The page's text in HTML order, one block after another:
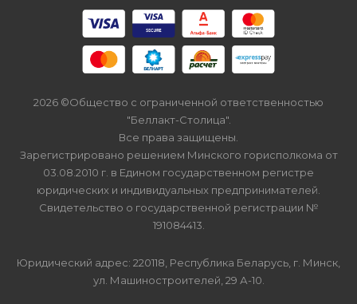
2026 ©Общество с ограниченной ответственностью
"Беллакт-Столица".
Все права защищены.
Зарегистрировано решением Минского горисполкома от
03.08.2010 г. в Едином государственном регистре
юридических и индивидуальных предпринимателей.
Свидетельство о государственной регистрации №
191084413.
Юридический адрес: 220118, Республика Беларусь, г. Минск,
ул. Машиностроителей, 29 А-10.